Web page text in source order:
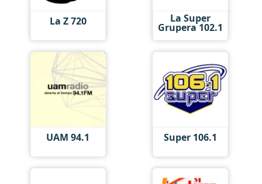
La Z 720 La Super
Grupera 102.1
UAM 94.1 Super 106.1